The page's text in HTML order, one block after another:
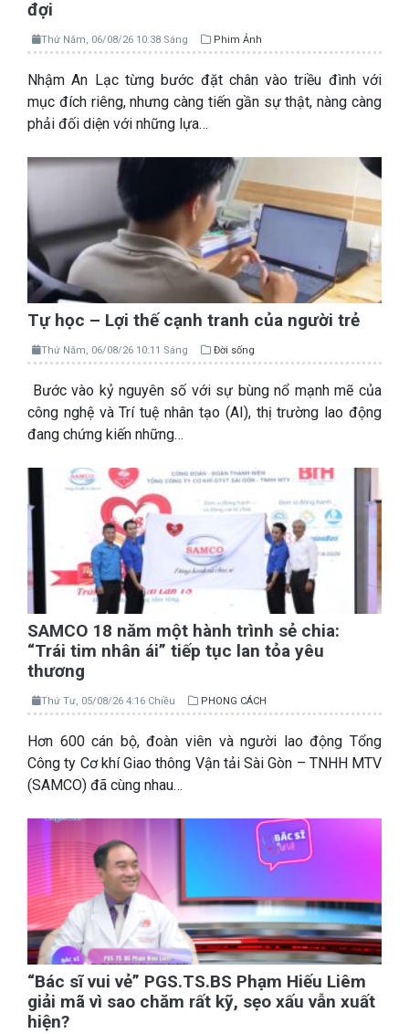
đợi
Thứ Năm, 06/08/26 10:38 Sáng Phim Ảnh
Nhậm An Lạc từng bước đặt chân vào triều đình với
mục đích riêng, nhưng càng tiến gần sự thật, nàng càng
phải đối diện với những lựa…
Tự học – Lợi thế cạnh tranh của người trẻ
Thứ Năm, 06/08/26 10:11 Sáng Đời sống
Bước vào kỷ nguyên số với sự bùng nổ mạnh mẽ của
công nghệ và Trí tuệ nhân tạo (AI), thị trường lao động
đang chứng kiến những…
SAMCO 18 năm một hành trình sẻ chia:
“Trái tim nhân ái” tiếp tục lan tỏa yêu
thương
Thứ Tư, 05/08/26 4:16 Chiều PHONG CÁCH
Hơn 600 cán bộ, đoàn viên và người lao động Tổng
Công ty Cơ khí Giao thông Vận tải Sài Gòn – TNHH MTV
(SAMCO) đã cùng nhau…
“Bác sĩ vui vẻ” PGS.TS.BS Phạm Hiếu Liêm
giải mã vì sao chăm rất kỹ, sẹo xấu vẫn xuất
hiện?